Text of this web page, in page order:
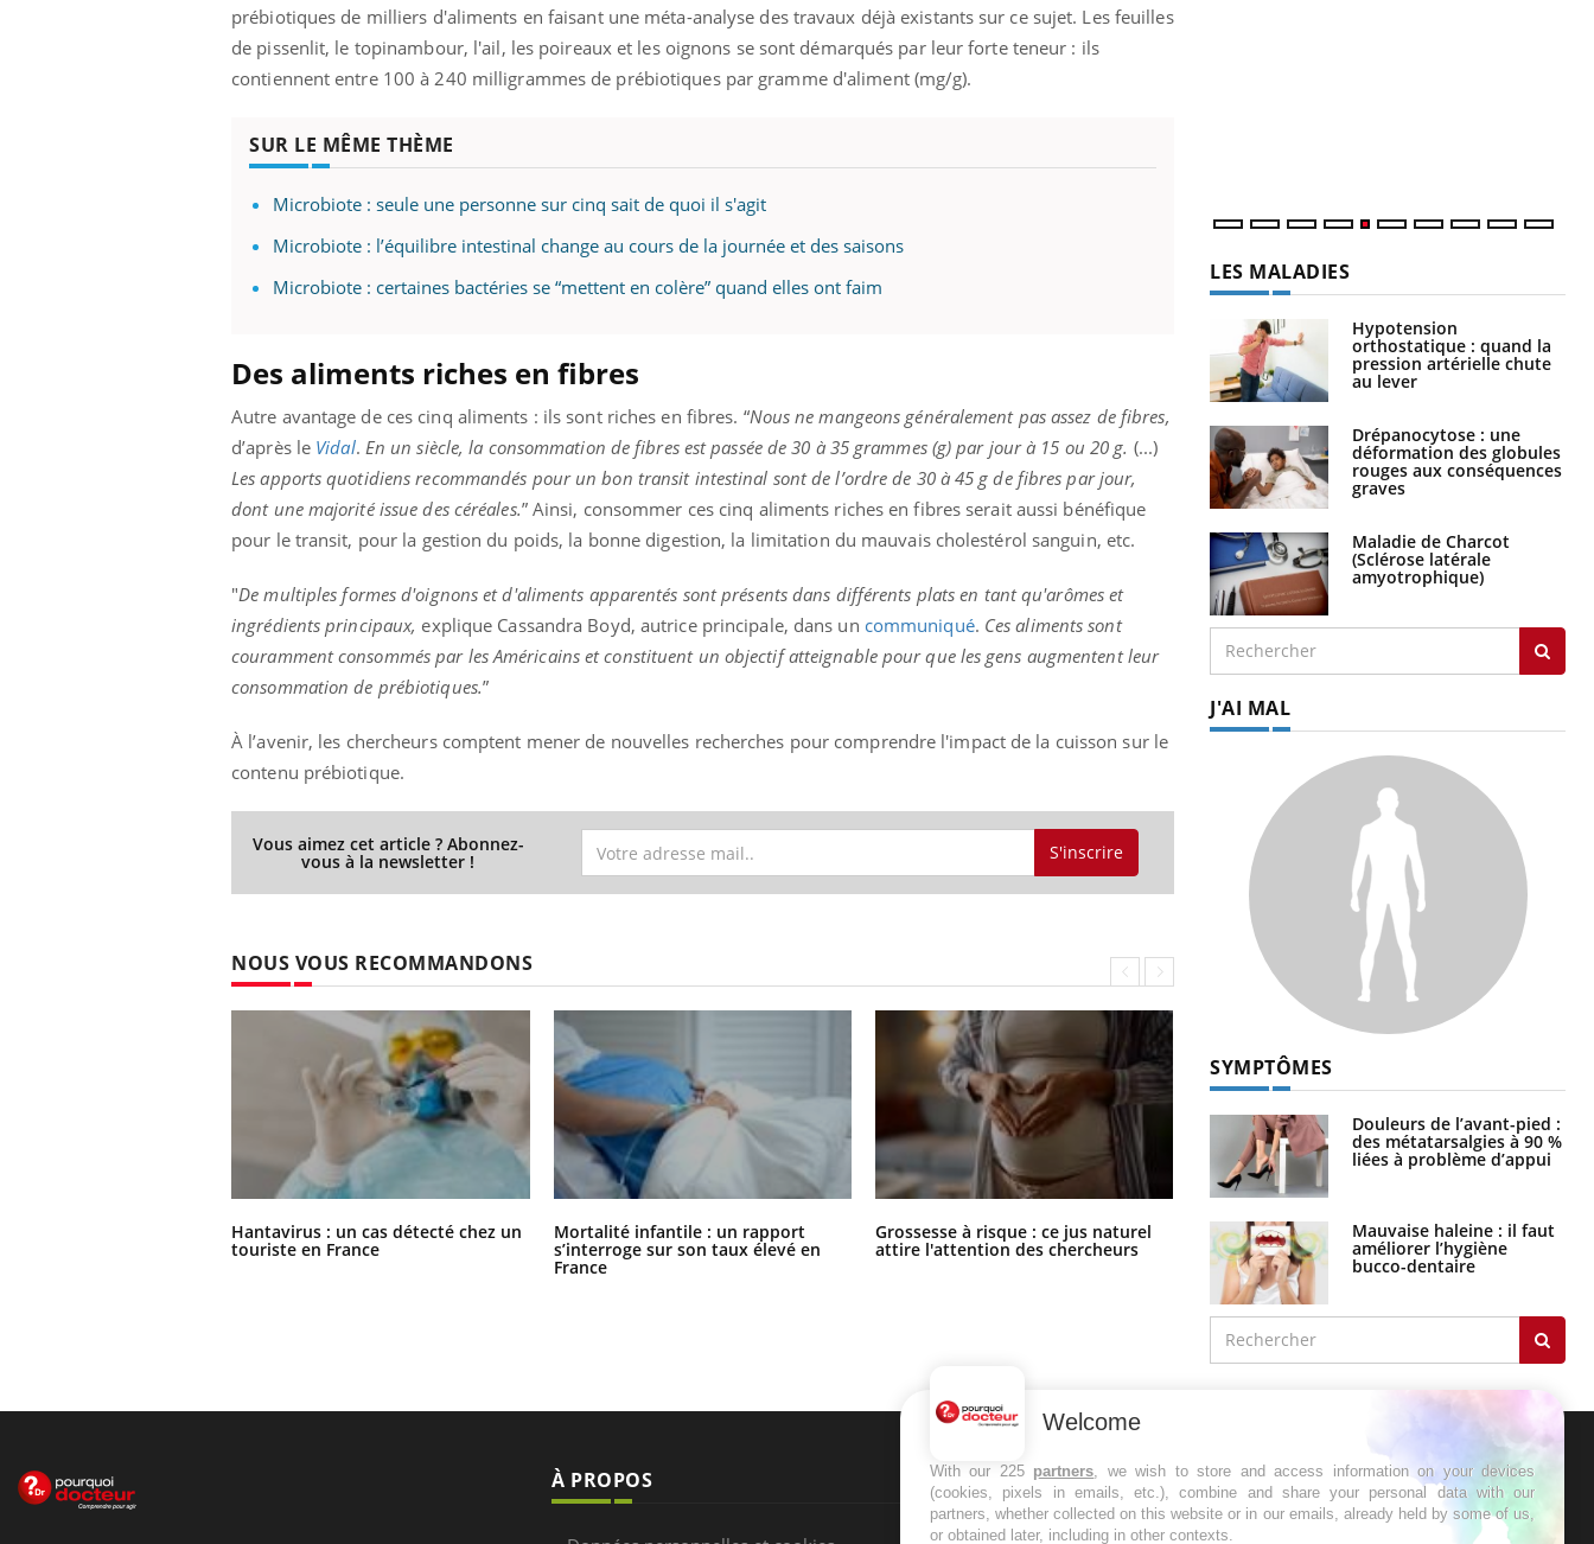
prébiotiques de milliers d'aliments en faisant une méta-analyse des travaux déjà existants sur ce sujet. Les feuilles
de pissenlit, le topinambour, l'ail, les poireaux et les oignons se sont démarqués par leur forte teneur : ils
contiennent entre 100 à 240 milligrammes de prébiotiques par gramme d'aliment (mg/g).
SUR LE MÊME THÈME
Microbiote : seule une personne sur cinq sait de quoi il s'agit
Microbiote : l’équilibre intestinal change au cours de la journée et des saisons
Microbiote : certaines bactéries se “mettent en colère” quand elles ont faim
Des aliments riches en fibres
Autre avantage de ces cinq aliments : ils sont riches en fibres. “Nous ne mangeons généralement pas assez de fibres,
d’après le Vidal. En un siècle, la consommation de fibres est passée de 30 à 35 grammes (g) par jour à 15 ou 20 g. (...)
Les apports quotidiens recommandés pour un bon transit intestinal sont de l’ordre de 30 à 45 g de fibres par jour,
dont une majorité issue des céréales.” Ainsi, consommer ces cinq aliments riches en fibres serait aussi bénéfique
pour le transit, pour la gestion du poids, la bonne digestion, la limitation du mauvais cholestérol sanguin, etc.
"De multiples formes d'oignons et d'aliments apparentés sont présents dans différents plats en tant qu'arômes et
ingrédients principaux, explique Cassandra Boyd, autrice principale, dans un communiqué. Ces aliments sont
couramment consommés par les Américains et constituent un objectif atteignable pour que les gens augmentent leur
consommation de prébiotiques.”
À l’avenir, les chercheurs comptent mener de nouvelles recherches pour comprendre l'impact de la cuisson sur le
contenu prébiotique.
Vous aimez cet article ? Abonnez-
vous à la newsletter ! S'inscrire
NOUS VOUS RECOMMANDONS
Hantavirus : un cas détecté chez un
touriste en France
Mortalité infantile : un rapport
s’interroge sur son taux élevé en
France
Grossesse à risque : ce jus naturel
attire l'attention des chercheurs
Comment oublier les écrans en
vacances ?
orthostatique : quand la
pression artérielle chute
au lever
déformation des globules
rouges aux conséquences
graves
(Sclérose latérale
amyotrophique)
des métatarsalgies à 90 %
liées à problème d’appui
améliorer l’hygiène
bucco-dentaire
Recevez toutes les semaines les meilleures
infos santé
Welcome
With our 225 partners, we wish to store and access information on your devices
(cookies, pixels in emails, etc.), combine and share your personal data with our
partners, whether collected on this website or in our emails, already held by some of us,
or obtained later, including in other contexts.